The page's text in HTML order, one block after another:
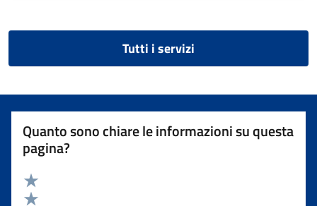
Tutti i servizi
Quanto sono chiare le informazioni su questa
pagina?
Valuta 5 stelle su 5